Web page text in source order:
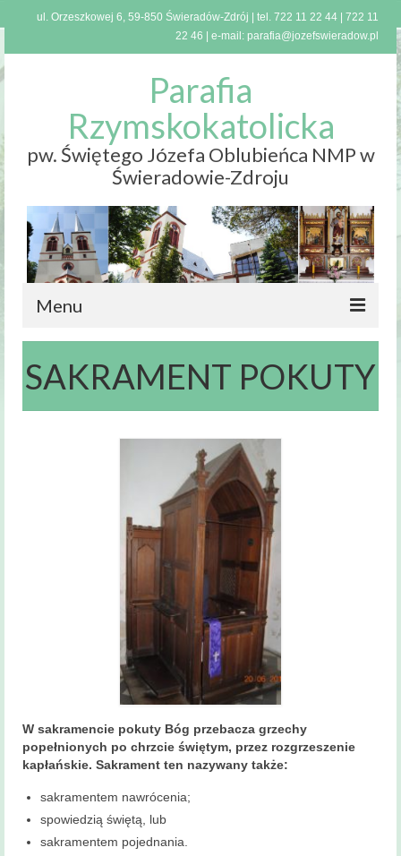
ul. Orzeszkowej 6, 59-850 Świeradów-Zdrój | tel. 722 11 22 44
722 11
22 46 | e-mail: parafia@jozefswieradow.pl
Parafia
Rzymskokatolicka
pw. Świętego Józefa Oblubieńca NMP w
Świeradowie-Zdroju
Menu
główna
Msze święte
Sakrament Chrztu
Sakrament Bierzmowania
Sakrament Małżeństwa
Sakrament chorych
Sakrament pokuty
Zakres
terytorialny
Historia
parafii
SAKRAMENT POKUTY
W sakramencie pokuty Bóg przebacza grzechy
popełnionych po chrzcie świętym, przez rozgrzeszenie
kapłańskie. Sakrament ten nazywany także:
sakramentem nawrócenia;
spowiedzią świętą, lub
sakramentem pojednania.